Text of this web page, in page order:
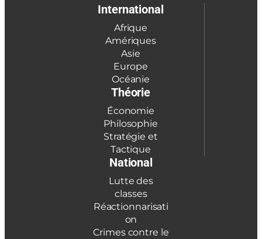
International
Afrique
Amériques
Asie
Europe
Océanie
Théorie
Économie
Philosophie
Stratégie et
Tactique
National
Lutte des
classes
Réactionnarisati
on
Crimes contre le